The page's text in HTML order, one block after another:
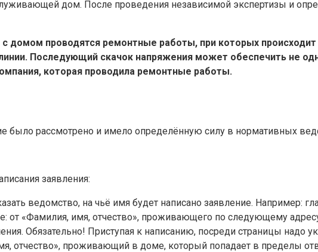
дом. После проведения независимой экспертизы и
домом проводятся ремонтные работы, при которых
Последующий скачок напряжения может обеспечить не
которая проводила ремонтные работы.
было рассмотрено и имело определённую силу в нормативных
заявления:
ведомство, на чьё имя будет написано заявление. Например:
от «Фамилия, имя, отчество», проживающего по следующему
Обязательно! Приступая к написанию, посреди страницы надо
отчество», проживающий в доме, который попадает в пределы